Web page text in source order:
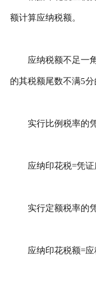
额计算应纳税额。
应纳税额不足一角
的其税额尾数不满5
实行比例税率的凭
应纳印花税=凭证
实行定额税率的凭
应纳印花税额=应